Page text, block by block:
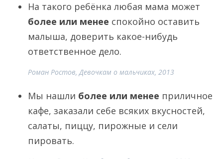
На такого ребёнка любая мама может
более или менее спокойно оставить
малыша, доверить какое-нибудь
ответственное дело.
Роман Ростов, Девочкам о мальчиках, 2013
Мы нашли более или менее приличное
кафе, заказали себе всяких вкусностей,
салаты, пиццу, пирожные и сели
пировать.